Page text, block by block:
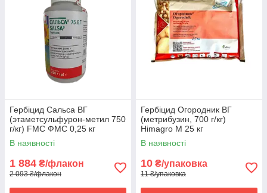
Гербіцид Сальса ВГ
(этаметсульфурон-метил 750
г/кг) FMC ФМС 0,25 кг
В наявності
1 884 ₴/флакон
2 093 ₴/флакон
Гербіцид Огородник ВГ
(метрибузин, 700 г/кг)
Himagro M 25 кг
В наявності
10 ₴/упаковка
11 ₴/упаковка